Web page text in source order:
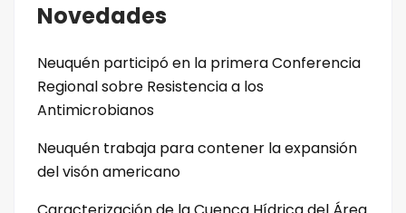
Novedades
Neuquén participó en la primera Conferencia
Regional sobre Resistencia a los
Antimicrobianos
Neuquén trabaja para contener la expansión
del visón americano